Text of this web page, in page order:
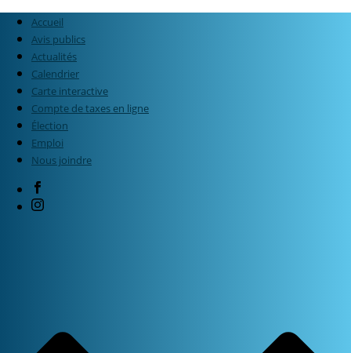
Accueil
Avis publics
Actualités
Calendrier
Carte interactive
Compte de taxes en ligne
Élection
Emploi
Nous joindre